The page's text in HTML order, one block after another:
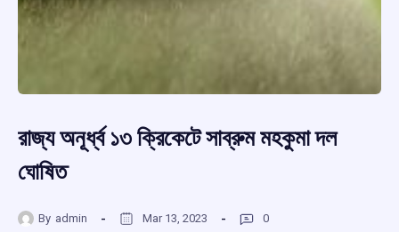
রাজ্য অনূর্ধ্ব ১৩ ক্রিকেটে সাব্রুম মহকুমা দল
ঘোষিত
By admin Mar 13, 2023 0